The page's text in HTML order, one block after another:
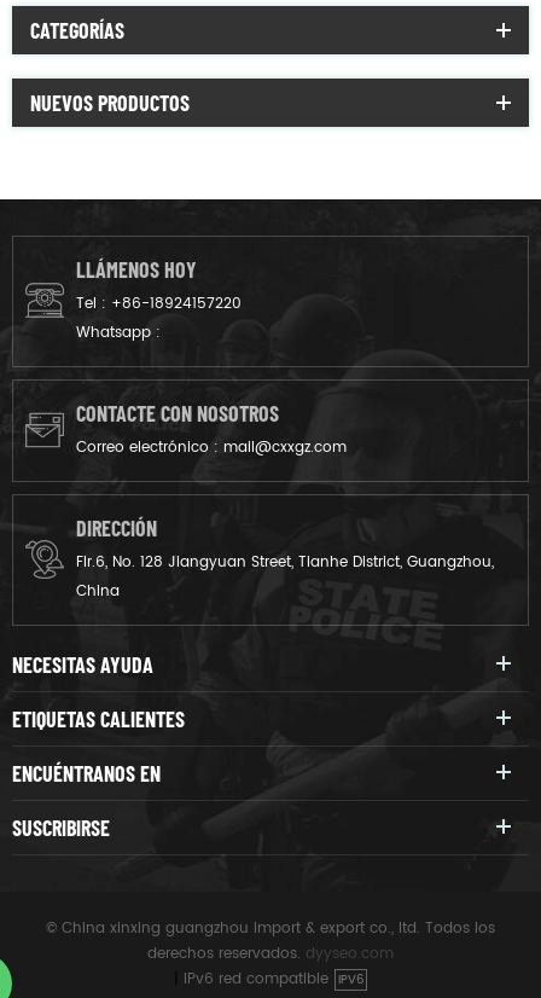
CATEGORÍAS
NUEVOS PRODUCTOS
LLÁMENOS HOY
Tel : +86-18924157220
Whatsapp :
CONTACTE CON NOSOTROS
Correo electrónico : mail@cxxgz.com
DIRECCIÓN
Flr.6, No. 128 Jiangyuan Street, Tianhe District, Guangzhou,
China
NECESITAS AYUDA
ETIQUETAS CALIENTES
ENCUÉNTRANOS EN
SUSCRIBIRSE
© China xinxing guangzhou import & export co., ltd. Todos los
derechos reservados. dyyseo.com
IPv6 red compatible IPV6